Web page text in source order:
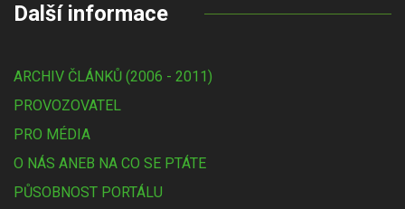
Další informace
ARCHIV ČLÁNKŮ (2006 - 2011)
PROVOZOVATEL
PRO MÉDIA
O NÁS ANEB NA CO SE PTÁTE
PŮSOBNOST PORTÁLU